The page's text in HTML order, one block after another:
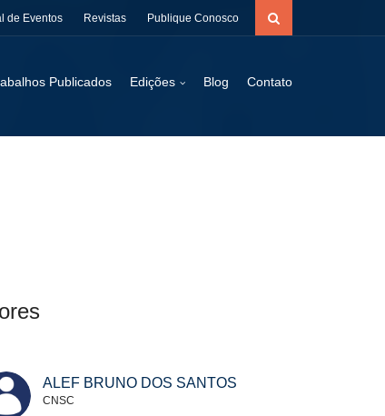
de Eventos Revistas Publique Conosco
Publicados Edições Blog Contato
ALEF BRUNO DOS SANTOS
CNSC